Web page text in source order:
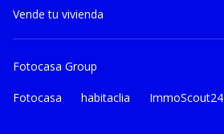
Vende tu vivienda
Fotocasa Group
Fotocasa habitaclia ImmoScout24